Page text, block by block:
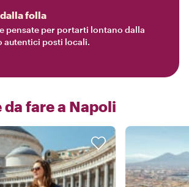
folla
pensate per portarti lontano dalla
autentici posti locali.
fare a Napoli